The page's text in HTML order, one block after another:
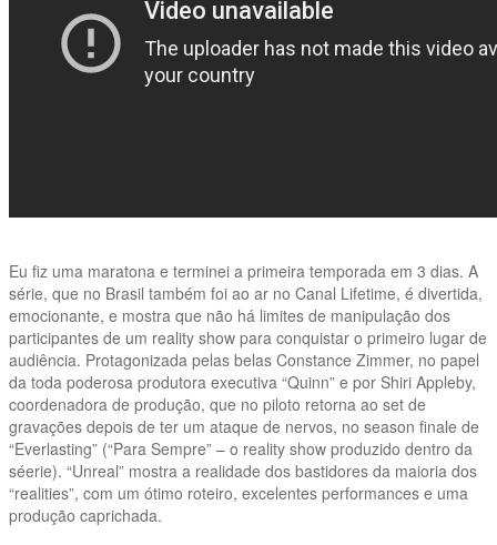
Eu fiz uma maratona e terminei a primeira temporada em 3 dias. A
série, que no Brasil também foi ao ar no Canal Lifetime, é divertida,
emocionante, e mostra que não há limites de manipulação dos
participantes de um reality show para conquistar o primeiro lugar de
audiência. Protagonizada pelas belas Constance Zimmer, no papel
da toda poderosa produtora executiva “Quinn” e por Shiri Appleby,
coordenadora de produção, que no piloto retorna ao set de
gravações depois de ter um ataque de nervos, no season finale de
“Everlasting” (“Para Sempre” – o reality show produzido dentro da
séerie). “Unreal” mostra a realidade dos bastidores da maioria dos
“realities”, com um ótimo roteiro, excelentes performances e uma
produção caprichada.